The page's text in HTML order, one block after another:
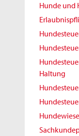
Hunde und
Haltung